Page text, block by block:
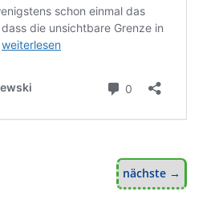
nächste →